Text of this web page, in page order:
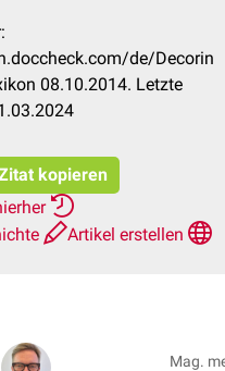
de/Decorin
08.10.2014. Letzte
kopieren
Artikel erstellen
Mag.